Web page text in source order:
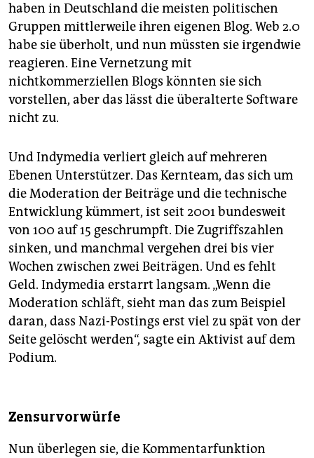
haben in Deutschland die meisten politischen
Gruppen mittlerweile ihren eigenen Blog. Web 2.0
habe sie überholt, und nun müssten sie irgendwie
reagieren. Eine Vernetzung mit
nichtkommerziellen Blogs könnten sie sich
vorstellen, aber das lässt die überalterte Software
nicht zu.
Und Indymedia verliert gleich auf mehreren
Ebenen Unterstützer. Das Kernteam, das sich um
die Moderation der Beiträge und die technische
Entwicklung kümmert, ist seit 2001 bundesweit
von 100 auf 15 geschrumpft. Die Zugriffszahlen
sinken, und manchmal vergehen drei bis vier
Wochen zwischen zwei Beiträgen. Und es fehlt
Geld. Indymedia erstarrt langsam. „Wenn die
Moderation schläft, sieht man das zum Beispiel
daran, dass Nazi-Postings erst viel zu spät von der
Seite gelöscht werden“, sagte ein Aktivist auf dem
Podium.
Zensurvorwürfe
Nun überlegen sie, die Kommentarfunktion